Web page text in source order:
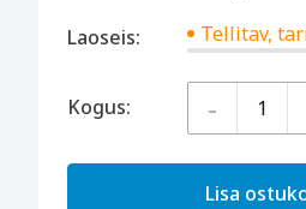
Laoseis: Tellitav,
Kogus: -
Lisa